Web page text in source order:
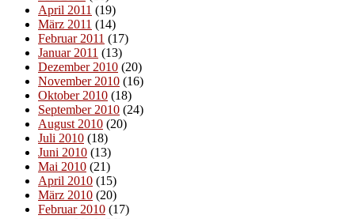
April 2011 (19)
März 2011 (14)
Februar 2011 (17)
Januar 2011 (13)
Dezember 2010 (20)
November 2010 (16)
Oktober 2010 (18)
September 2010 (24)
August 2010 (20)
Juli 2010 (18)
Juni 2010 (13)
Mai 2010 (21)
April 2010 (15)
März 2010 (20)
Februar 2010 (17)